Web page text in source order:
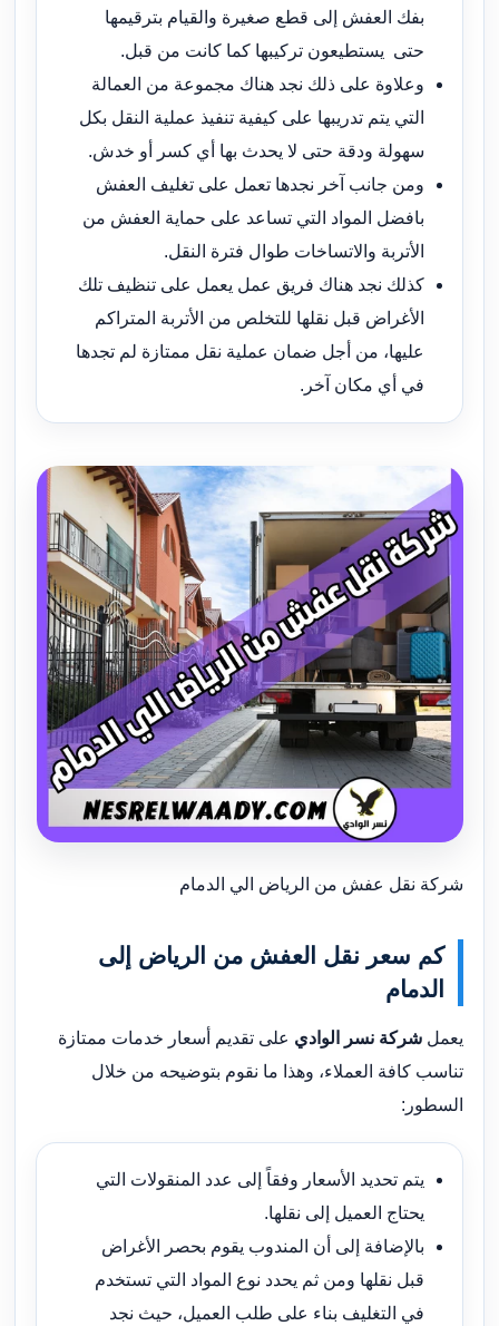
بفك العفش إلى قطع صغيرة والقيام بترقيمها
حتى يستطيعون تركيبها كما كانت من قبل.
وعلاوة على ذلك نجد هناك مجموعة من العمالة
التي يتم تدريبها على كيفية تنفيذ عملية النقل بكل
سهولة ودقة حتى لا يحدث بها أي كسر أو خدش.
ومن جانب آخر نجدها تعمل على تغليف العفش
بافضل المواد التي تساعد على حماية العفش من
الأتربة والاتساخات طوال فترة النقل.
كذلك نجد هناك فريق عمل يعمل على تنظيف تلك
الأغراض قبل نقلها للتخلص من الأتربة المتراكم
عليها، من أجل ضمان عملية نقل ممتازة لم تجدها
في أي مكان آخر.
شركة نقل عفش من الرياض الي الدمام
كم سعر نقل العفش من الرياض إلى
الدمام
يعملشركة نسر الوادي على تقديم أسعار خدمات ممتازة
تناسب كافة العملاء، وهذا ما نقوم بتوضيحه من خلال
السطور:
يتم تحديد الأسعار وفقاً إلى عدد المنقولات التي
يحتاج العميل إلى نقلها.
بالإضافة إلى أن المندوب يقوم بحصر الأغراض
قبل نقلها ومن ثم يحدد نوع المواد التي تستخدم
في التغليف بناء على طلب العميل، حيث نجد